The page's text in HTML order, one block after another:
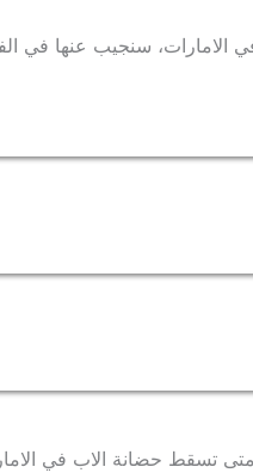
سنجيب عنها في
متى تسقط حضانة الاب في